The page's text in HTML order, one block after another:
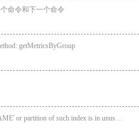
命令和下一个命令
getMetricsByGroup